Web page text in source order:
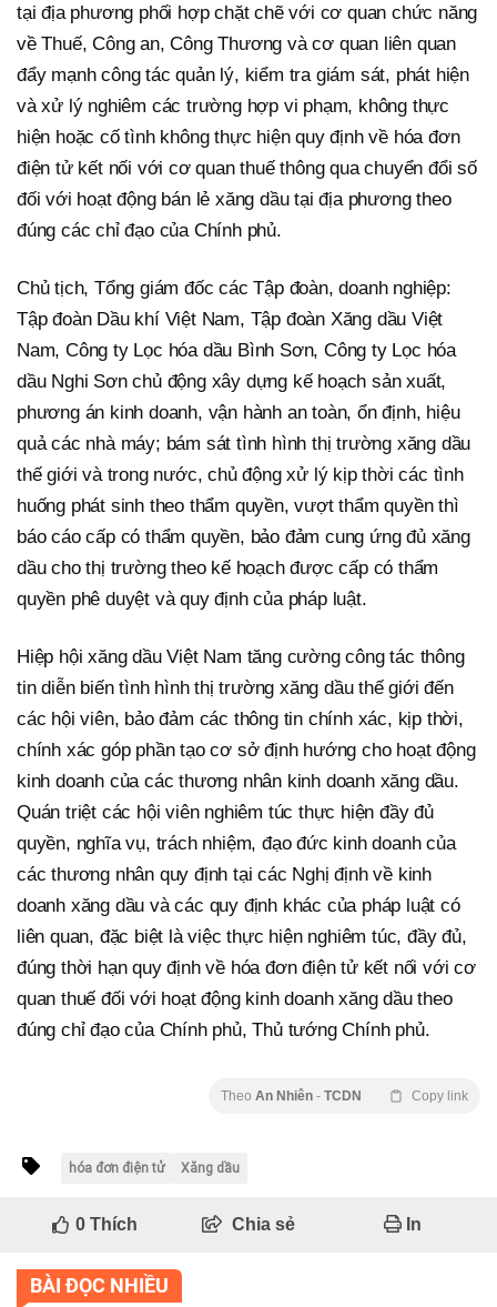
tại địa phương phối hợp chặt chẽ với cơ quan chức năng
về Thuế, Công an, Công Thương và cơ quan liên quan
đẩy mạnh công tác quản lý, kiểm tra giám sát, phát hiện
và xử lý nghiêm các trường hợp vi phạm, không thực
hiện hoặc cố tình không thực hiện quy định về hóa đơn
điện tử kết nối với cơ quan thuế thông qua chuyển đổi số
đối với hoạt động bán lẻ xăng dầu tại địa phương theo
đúng các chỉ đạo của Chính phủ.
Chủ tịch, Tổng giám đốc các Tập đoàn, doanh nghiệp:
Tập đoàn Dầu khí Việt Nam, Tập đoàn Xăng dầu Việt
Nam, Công ty Lọc hóa dầu Bình Sơn, Công ty Lọc hóa
dầu Nghi Sơn chủ động xây dựng kế hoạch sản xuất,
phương án kinh doanh, vận hành an toàn, ổn định, hiệu
quả các nhà máy; bám sát tình hình thị trường xăng dầu
thế giới và trong nước, chủ động xử lý kịp thời các tình
huống phát sinh theo thẩm quyền, vượt thẩm quyền thì
báo cáo cấp có thẩm quyền, bảo đảm cung ứng đủ xăng
dầu cho thị trường theo kế hoạch được cấp có thẩm
quyền phê duyệt và quy định của pháp luật.
Hiệp hội xăng dầu Việt Nam tăng cường công tác thông
tin diễn biến tình hình thị trường xăng dầu thế giới đến
các hội viên, bảo đảm các thông tin chính xác, kịp thời,
chính xác góp phần tạo cơ sở định hướng cho hoạt động
kinh doanh của các thương nhân kinh doanh xăng dầu.
Quán triệt các hội viên nghiêm túc thực hiện đầy đủ
quyền, nghĩa vụ, trách nhiệm, đạo đức kinh doanh của
các thương nhân quy định tại các Nghị định về kinh
doanh xăng dầu và các quy định khác của pháp luật có
liên quan, đặc biệt là việc thực hiện nghiêm túc, đầy đủ,
đúng thời hạn quy định về hóa đơn điện tử kết nối với cơ
quan thuế đối với hoạt động kinh doanh xăng dầu theo
đúng chỉ đạo của Chính phủ, Thủ tướng Chính phủ.
Theo An Nhiên - TCDN Copy link
hóa đơn điện tử Xăng dầu
0Thích Chia sẻ In
BÀI ĐỌC NHIỀU